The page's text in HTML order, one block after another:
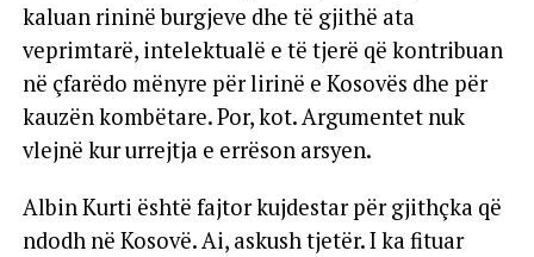
kaluan rininë burgjeve dhe të gjithë ata
veprimtarë, intelektualë e të tjerë që kontribuan
në çfarëdo mënyre për lirinë e Kosovës dhe për
kauzën kombëtare. Por, kot. Argumentet nuk
vlejnë kur urrejtja e errëson arsyen.
Albin Kurti është fajtor kujdestar për gjithçka që
ndodh në Kosovë. Ai, askush tjetër. I ka fituar